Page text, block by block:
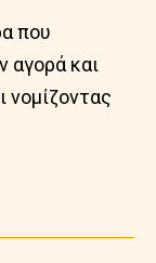
που
αγορά και
νομίζοντας